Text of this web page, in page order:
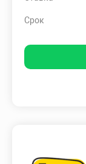
Срок